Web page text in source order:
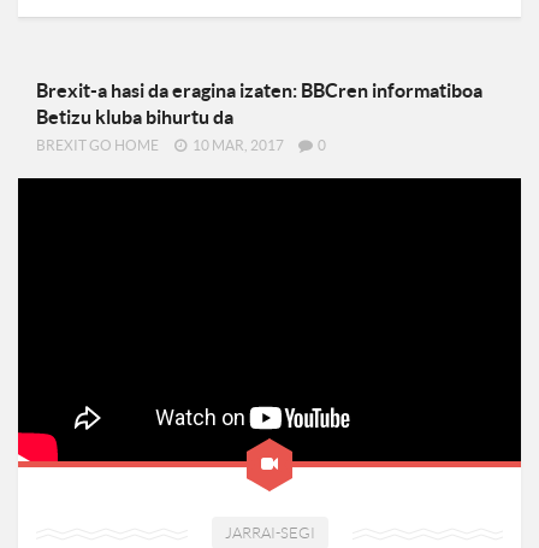
Brexit-a hasi da eragina izaten: BBCren informatiboa
Betizu kluba bihurtu da
BREXIT GO HOME 10 MAR, 2017 0
JARRAI-SEGI